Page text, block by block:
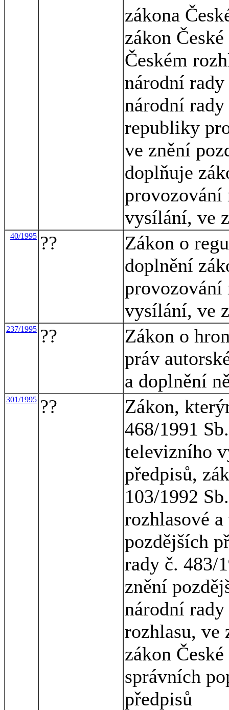
zákona
zákon
Českém
národní rady
národní rady
republiky
ve znění
doplňuje
provozování
vysílání, ve
40/1995 ??
Zákon o
doplnění
provozování
vysílání, ve
237/1995 ??
Zákon o
práv
a doplnění
301/1995 ??
Zákon,
468/1991
televizního
předpisů,
103/1992
rozhlasové
pozdějších
rady č. 483/
znění
národní
rozhlasu, ve
zákon
správních
předpisů